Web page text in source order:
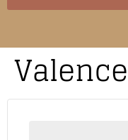
Valence